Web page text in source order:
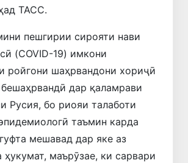
ТАСС.
пешгирии сирояти нави
(COVID-19) имкони
ройгони шаҳрвандони хориҷӣ
дар қаламрави
Русия, бо риояи талаботи
таъмин карда
мешавад дар яке аз
ҳукумат, маърӯзае, ки сарвари